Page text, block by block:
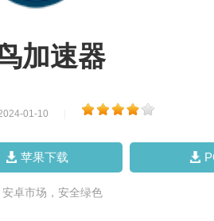
加速器
01-10
苹果下载
安卓市场，安全绿色